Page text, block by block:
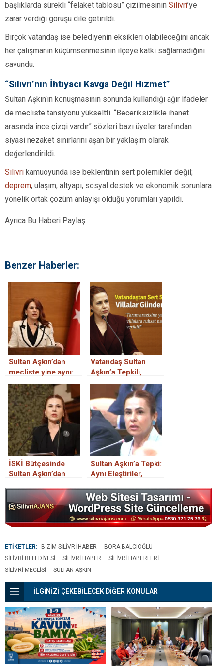
başlıklarda sürekli “felaket tablosu” çizilmesinin Silivri’ye
zarar verdiği görüşü dile getirildi.
Birçok vatandaş ise belediyenin eksikleri olabileceğini ancak
her çalışmanın küçümsenmesinin ilçeye katkı sağlamadığını
savundu.
“Silivri’nin İhtiyacı Kavga Değil Hizmet”
Sultan Aşkın’ın konuşmasının sonunda kullandığı ağır ifadeler
de mecliste tansiyonu yükseltti. “Beceriksizlikle ihanet
arasında ince çizgi vardır” sözleri bazı üyeler tarafından
siyasi nezaket sınırlarını aşan bir yaklaşım olarak
değerlendirildi.
Silivri kamuoyunda ise beklentinin sert polemikler değil;
deprem, ulaşım, altyapı, sosyal destek ve ekonomik sorunlara
yönelik ortak çözüm anlayışı olduğu yorumları yapıldı.
Ayrıca Bu Haberi Paylaş:
Benzer Haberler:
Sultan Aşkın’dan
mecliste yine aynı:
Siyasi algı şovu
Vatandaş Sultan
Aşkın’a Tepkili,
Villalar Gündemde
İSKİ Bütçesinde
Sultan Aşkın’dan
Sultan Aşkın’a Tepki:
Aynı Eleştiriler,
ETİKETLER: BIZIM SILIVRI HABER
BORA BALCIOĞLU
SILIVRI BELEDIYESI
SILIVRI HABER
SILIVRI HABERLERI
SILIVRI MECLISI
SULTAN AŞKIN
İLGİNİZİ ÇEKEBİLECEK DİĞER KONULAR